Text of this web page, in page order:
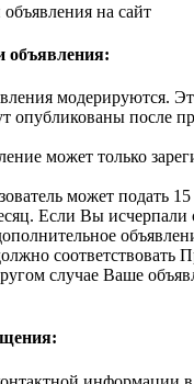
на сайт
объявления:
модерируются.
опубликованы после
может только
может подать
Если Вы
соответствовать
случае Ваше